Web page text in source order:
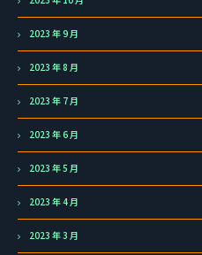
2023 年 9 月
2023 年 8 月
2023 年 7 月
2023 年 6 月
2023 年 5 月
2023 年 4 月
2023 年 3 月